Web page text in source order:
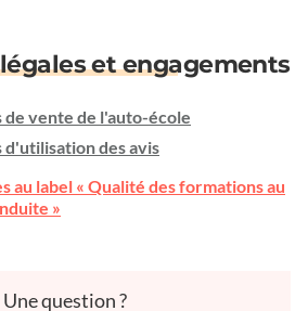
et engagements
vente de l'auto-école
des avis
au label « Qualité des formations au
»
Une question ?